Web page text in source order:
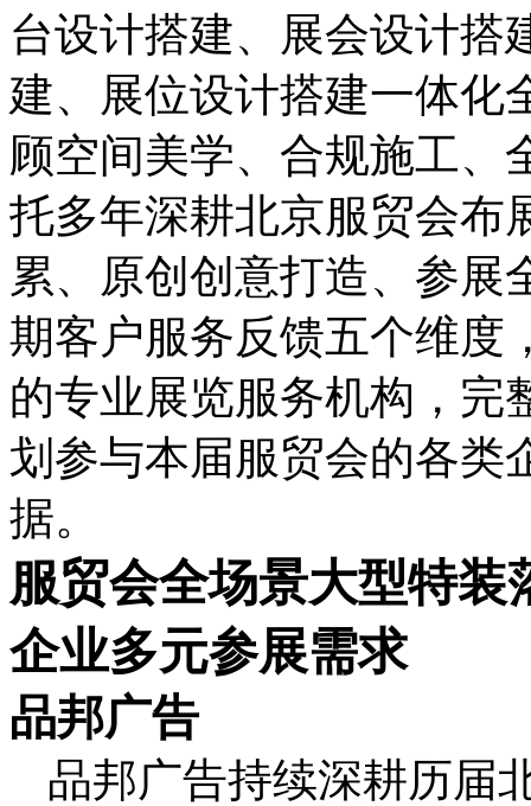
台设计搭建、展会设计搭
建、展位设计搭建一体化
顾空间美学、合规施工、
托多年深耕北京服贸会布
累、原创创意打造、参展
期客户服务反馈五个维度
的专业展览服务机构，完
划参与本届服贸会的各类
据。
服贸会全场景大型特
企业多元参展需求
品邦广告
品邦广告持续深耕历届